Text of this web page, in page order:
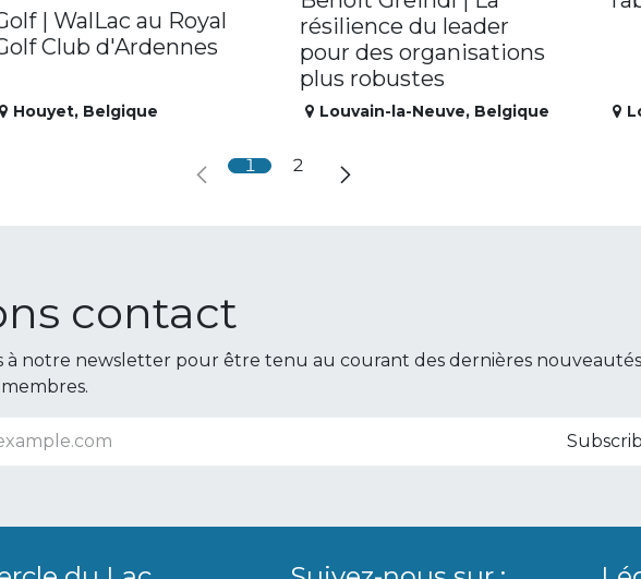
| WalLac au Royal
Club d'Ardennes
Houyet, Belgique
résilience du leader
pour des organisations
plus robustes
Louvain-la-Neuve, Belgique
1 2
contact
à notre newsletter pour être tenu au courant des dernières